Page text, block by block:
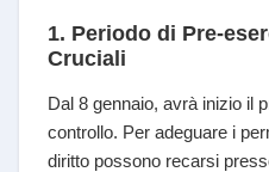
1. Periodo di Pre-
Cruciali
Dal 8 gennaio, avrà inizio il
controllo. Per adeguare i
diritto possono recarsi